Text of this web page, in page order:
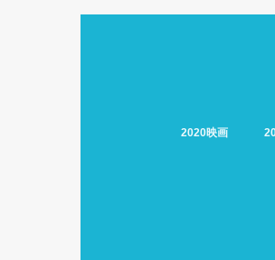
2020映画